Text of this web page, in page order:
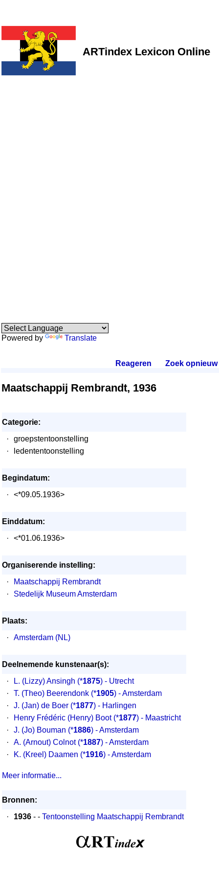
ARTindex Lexicon Online
Powered by Translate
Reageren Zoek opnieuw.
Maatschappij Rembrandt, 1936
Categorie:
·
groepstentoonstelling
·
ledententoonstelling
Begindatum:
·
<*09.05.1936>
Einddatum:
·
<*01.06.1936>
Organiserende instelling:
·
Maatschappij Rembrandt
·
Stedelijk Museum Amsterdam
Plaats:
·
Amsterdam (NL)
Deelnemende kunstenaar(s):
·
L. (Lizzy) Ansingh (*1875) - Utrecht
·
T. (Theo) Beerendonk (*1905) - Amsterdam
·
J. (Jan) de Boer (*1877) - Harlingen
·
Henry Frédéric (Henry) Boot (*1877) - Maastricht
·
J. (Jo) Bouman (*1886) - Amsterdam
·
A. (Arnout) Colnot (*1887) - Amsterdam
·
K. (Kreel) Daamen (*1916) - Amsterdam
Meer informatie...
Bronnen:
·
1936 - - Tentoonstelling Maatschappij Rembrandt